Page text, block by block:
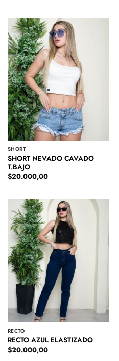
SHORT
SHORT NEVADO CAVADO
T.BAJO
$20.000,00
RECTO
RECTO AZUL ELASTIZADO
$20.000,00